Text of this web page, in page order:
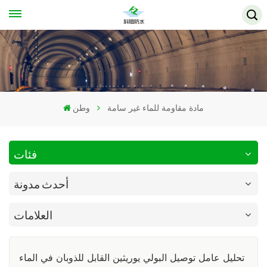
وطن مادة مقاومة للماء غير سامة
فئات
أحدث مدونة
العلامات
تحليل عامل توصيل البولي يوريثين القابل للذوبان في الماء